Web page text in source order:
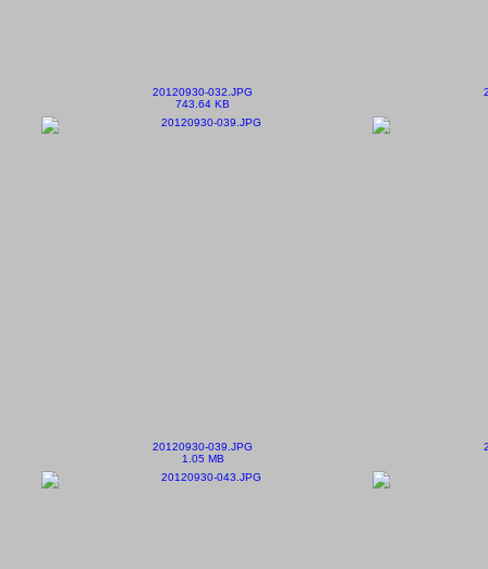
20120930-032.JPG
743.64 KB
20120930-039.JPG
1.05 MB